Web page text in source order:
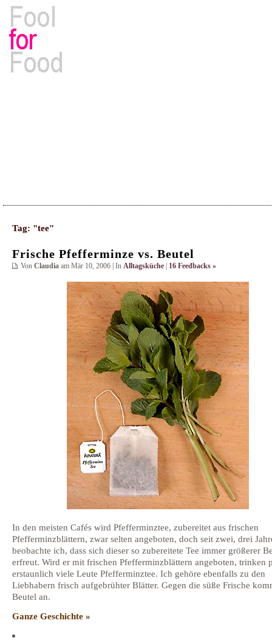
Tag: "tee"
Frische Pfefferminze vs. Beutel
Von Claudia am Mär 10, 2006 | In Alltagsküche 16 Feedbacks »
In den meisten Cafés wird Pfefferminztee, zubereitet aus frischen
Pfefferminzblättern, zwar selten angeboten, doch seit zwei, drei
beobachte ich, dass sich dieser so zubereitete Tee immer größerer
erfreut. Wird er mit frischen Pfefferminzblättern angeboten, trinken
erstaunlich viele Leute Pfefferminztee. Ich gehöre ebenfalls zu den
Liebhabern frisch aufgebrühter Blätter. Gegen die süße Frische
Beutel an.
Ganze Geschichte »